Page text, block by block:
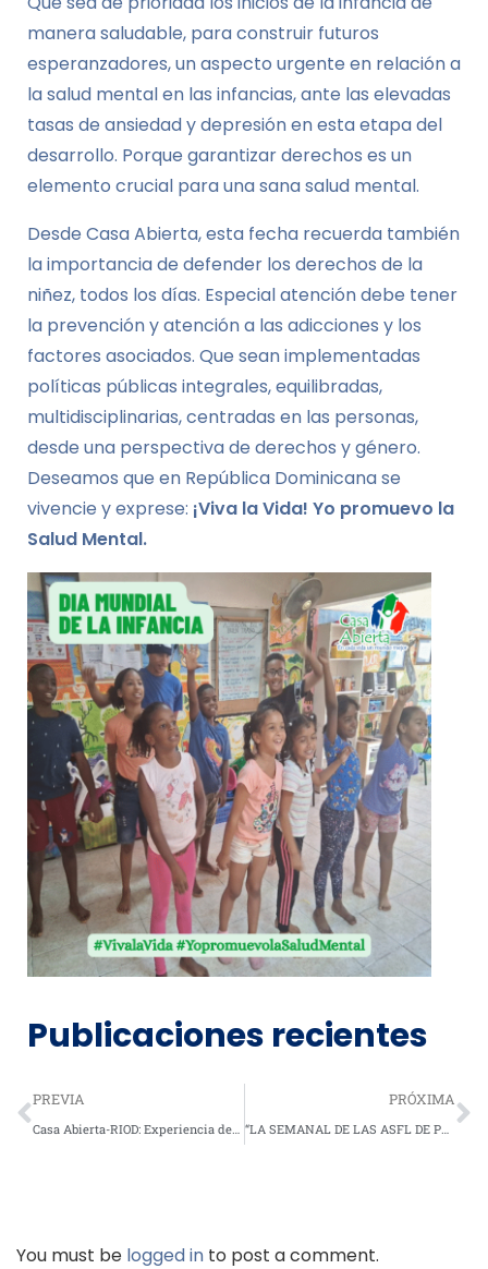
manera saludable, para construir futuros
esperanzadores, un aspecto urgente en relación a
la salud mental en las infancias, ante las elevadas
tasas de ansiedad y depresión en esta etapa del
desarrollo. Porque garantizar derechos es un
elemento crucial para una sana salud mental.
Desde Casa Abierta, esta fecha recuerda también
la importancia de defender los derechos de la
niñez, todos los días. Especial atención debe tener
la prevención y atención a las adicciones y los
factores asociados. Que sean implementadas
políticas públicas integrales, equilibradas,
multidisciplinarias, centradas en las personas,
desde una perspectiva de derechos y género.
Deseamos que en República Dominicana se
vivencie y exprese: ¡Viva la Vida! Yo promuevo la
Salud Mental.
Publicaciones recientes
PREVIA
Casa Abierta-RIOD: Experiencia del entrenamiento en Habilidades para la Vida, en el curso virtual especializado en el abordaje de la drogodependencia en contexto penitenciario, de Bolivia
PRÓXIMA
“LA SEMANAL DE LAS ASFL DE PREVENCIÓN Y TRATAMIENTO DE LAS ADICCIONES EN LA REPÚBLICA DOMINICANA”, SE REALIZA HOY LUNES 24 DE NOVIEMBRE DE 2025, DESDE EL PALACIO PRESIDENCIAL.
You must be logged in to post a comment.